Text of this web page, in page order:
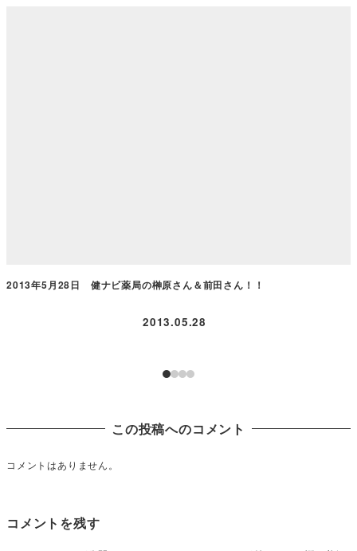
2013年5月28日 健ナビ薬局の榊原さん＆前田さん！！
2013.05.28
この投稿へのコメント
コメントはありません。
コメントを残す